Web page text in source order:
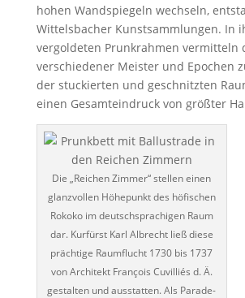
hohen Wandspiegeln wechseln,
Wittelsbacher Kunstsammlungen. In
vergoldeten Prunkrahmen vermitteln
verschiedener Meister und Epochen
der stuckierten und geschnitzten
einen Gesamteindruck von größter
Die „Reichen Zimmer“ stellen einen
glanzvollen Höhepunkt des höfischen
Rokoko im deutschsprachigen Raum
dar. Kurfürst Karl Albrecht ließ diese
prächtige Raumflucht 1730 bis 1737
von Architekt François Cuvilliés d. Ä.
gestalten und ausstatten. Als Parade-